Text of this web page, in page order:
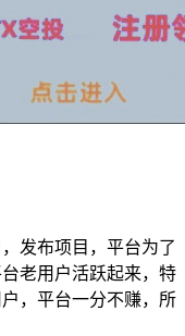
发布项目，平台为了
老用户活跃起来，特
，平台一分不赚，所